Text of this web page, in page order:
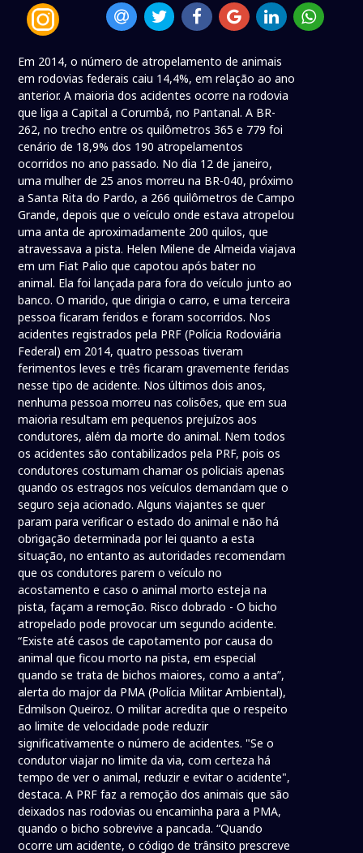
Em 2014, o número de atropelamento de animais
em rodovias federais caiu 14,4%, em relação ao ano
anterior. A maioria dos acidentes ocorre na rodovia
que liga a Capital a Corumbá, no Pantanal. A BR-
262, no trecho entre os quilômetros 365 e 779 foi
cenário de 18,9% dos 190 atropelamentos
ocorridos no ano passado. No dia 12 de janeiro,
uma mulher de 25 anos morreu na BR-040, próximo
a Santa Rita do Pardo, a 266 quilômetros de Campo
Grande, depois que o veículo onde estava atropelou
uma anta de aproximadamente 200 quilos, que
atravessava a pista. Helen Milene de Almeida viajava
em um Fiat Palio que capotou após bater no
animal. Ela foi lançada para fora do veículo junto ao
banco. O marido, que dirigia o carro, e uma terceira
pessoa ficaram feridos e foram socorridos. Nos
acidentes registrados pela PRF (Polícia Rodoviária
Federal) em 2014, quatro pessoas tiveram
ferimentos leves e três ficaram gravemente feridas
nesse tipo de acidente. Nos últimos dois anos,
nenhuma pessoa morreu nas colisões, que em sua
maioria resultam em pequenos prejuízos aos
condutores, além da morte do animal. Nem todos
os acidentes são contabilizados pela PRF, pois os
condutores costumam chamar os policiais apenas
quando os estragos nos veículos demandam que o
seguro seja acionado. Alguns viajantes se quer
param para verificar o estado do animal e não há
obrigação determinada por lei quanto a esta
situação, no entanto as autoridades recomendam
que os condutores parem o veículo no
acostamento e caso o animal morto esteja na
pista, façam a remoção. Risco dobrado - O bicho
atropelado pode provocar um segundo acidente.
“Existe até casos de capotamento por causa do
animal que ficou morto na pista, em especial
quando se trata de bichos maiores, como a anta”,
alerta do major da PMA (Polícia Militar Ambiental),
Edmilson Queiroz. O militar acredita que o respeito
ao limite de velocidade pode reduzir
significativamente o número de acidentes. "Se o
condutor viajar no limite da via, com certeza há
tempo de ver o animal, reduzir e evitar o acidente",
destaca. A PRF faz a remoção dos animais que são
deixados nas rodovias ou encaminha para a PMA,
quando o bicho sobrevive a pancada. “Quando
ocorre um acidente, o código de trânsito prescreve